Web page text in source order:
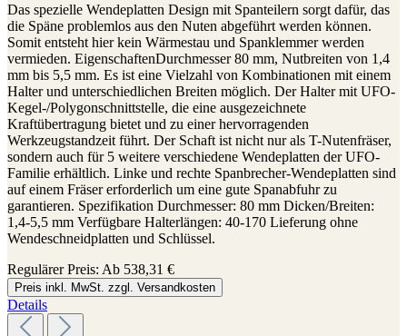
Das spezielle Wendeplatten Design mit Spanteilern sorgt dafür, das
die Späne problemlos aus den Nuten abgeführt werden können.
Somit entsteht hier kein Wärmestau und Spanklemmer werden
vermieden. EigenschaftenDurchmesser 80 mm, Nutbreiten von 1,4
mm bis 5,5 mm. Es ist eine Vielzahl von Kombinationen mit einem
Halter und unterschiedlichen Breiten möglich. Der Halter mit UFO-
Kegel-/Polygonschnittstelle, die eine ausgezeichnete
Kraftübertragung bietet und zu einer hervorragenden
Werkzeugstandzeit führt. Der Schaft ist nicht nur als T-Nutenfräser,
sondern auch für 5 weitere verschiedene Wendeplatten der UFO-
Familie erhältlich. Linke und rechte Spanbrecher-Wendeplatten sind
auf einem Fräser erforderlich um eine gute Spanabfuhr zu
garantieren. Spezifikation Durchmesser: 80 mm Dicken/Breiten:
1,4-5,5 mm Verfügbare Halterlängen: 40-170 Lieferung ohne
Wendeschneidplatten und Schlüssel.
Regulärer Preis: Ab 538,31 €
Preis inkl. MwSt. zzgl. Versandkosten
Details